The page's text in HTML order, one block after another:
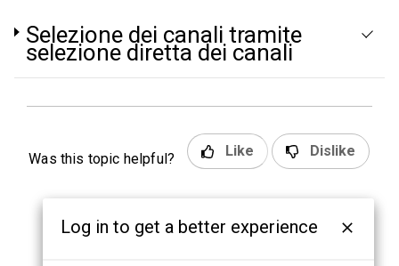
Selezione dei canali tramite
selezione diretta dei canali
Was this topic helpful? Like Dislike
Log in to get a better experience